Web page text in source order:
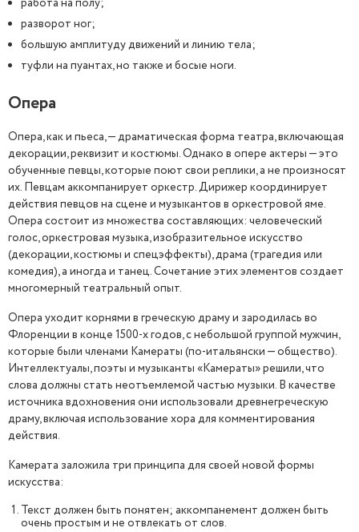
работа на полу;
разворот ног;
большую амплитуду движений и линию тела;
туфли на пуантах, но также и босые ноги.
Опера
Опера, как и пьеса, — драматическая форма театра, включающая
декорации, реквизит и костюмы. Однако в опере актеры — это
обученные певцы, которые поют свои реплики, а не произносят
их. Певцам аккомпанирует оркестр. Дирижер координирует
действия певцов на сцене и музыкантов в оркестровой яме.
Опера состоит из множества составляющих: человеческий
голос, оркестровая музыка, изобразительное искусство
(декорации, костюмы и спецэффекты), драма (трагедия или
комедия), а иногда и танец. Сочетание этих элементов создает
многомерный театральный опыт.
Опера уходит корнями в греческую драму и зародилась во
Флоренции в конце 1500-х годов, с небольшой группой мужчин,
которые были членами Камераты (по-итальянски — общество).
Интеллектуалы, поэты и музыканты «Камераты» решили, что
слова должны стать неотъемлемой частью музыки. В качестве
источника вдохновения они использовали древнегреческую
драму, включая использование хора для комментирования
действия.
Камерата заложила три принципа для своей новой формы
искусства:
Текст должен быть понятен; аккомпанемент должен быть
очень простым и не отвлекать от слов.